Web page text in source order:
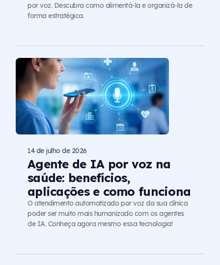
por voz. Descubra como alimentá-la e organizá-la de
forma estratégica.
Agente de IA por voz na
saúde: benefícios,
aplicações e como funciona
14 de julho de 2026
O atendimento automatizado por voz da sua clínica
poder ser muito mais humanizado com os agentes
de IA. Conheça agora mesmo essa tecnologia!